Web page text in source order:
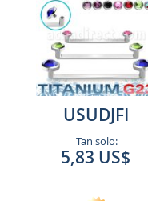
USUDJFI
Tan solo:
5,83 US$